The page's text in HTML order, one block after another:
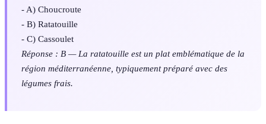
- A) Choucroute
- B) Ratatouille
- C) Cassoulet
Réponse : B — La ratatouille est un plat emblématique de la
région méditerranéenne, typiquement préparé avec des
légumes frais.